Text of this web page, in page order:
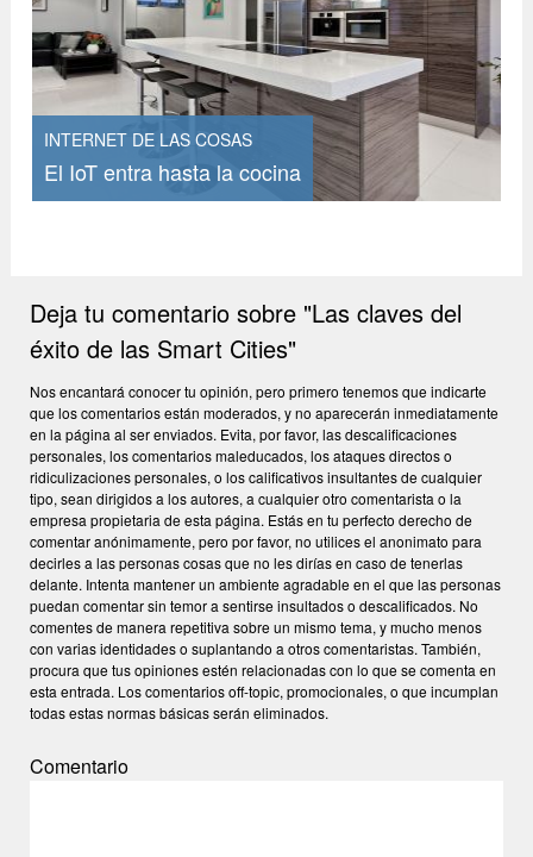
INTERNET DE LAS COSAS
El IoT entra hasta la cocina
Deja tu comentario sobre "Las claves del
éxito de las Smart Cities"
Nos encantará conocer tu opinión, pero primero tenemos que indicarte
que los comentarios están moderados, y no aparecerán inmediatamente
en la página al ser enviados. Evita, por favor, las descalificaciones
personales, los comentarios maleducados, los ataques directos o
ridiculizaciones personales, o los calificativos insultantes de cualquier
tipo, sean dirigidos a los autores, a cualquier otro comentarista o la
empresa propietaria de esta página. Estás en tu perfecto derecho de
comentar anónimamente, pero por favor, no utilices el anonimato para
decirles a las personas cosas que no les dirías en caso de tenerlas
delante. Intenta mantener un ambiente agradable en el que las personas
puedan comentar sin temor a sentirse insultados o descalificados. No
comentes de manera repetitiva sobre un mismo tema, y mucho menos
con varias identidades o suplantando a otros comentaristas. También,
procura que tus opiniones estén relacionadas con lo que se comenta en
esta entrada. Los comentarios off-topic, promocionales, o que incumplan
todas estas normas básicas serán eliminados.
Comentario